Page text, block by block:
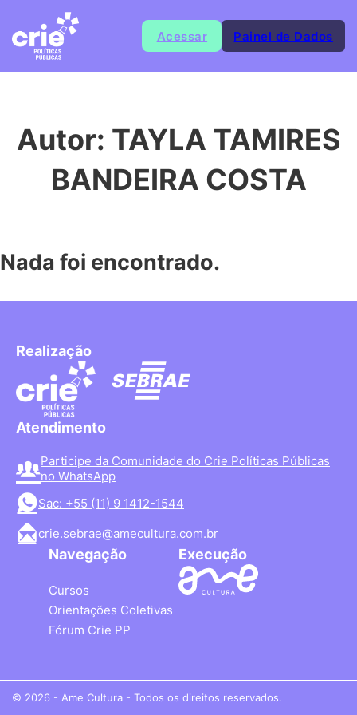
Acessar Painel de Dados
Autor: TAYLA TAMIRES
BANDEIRA COSTA
Nada foi encontrado.
Realização
Atendimento
Participe da Comunidade do Crie Políticas Públicas
no WhatsApp
Sac: +55 (11) 9 1412-1544
crie.sebrae@amecultura.com.br
Navegação
Cursos
Orientações Coletivas
Fórum Crie PP
Execução
© 2026 - Ame Cultura - Todos os direitos reservados.